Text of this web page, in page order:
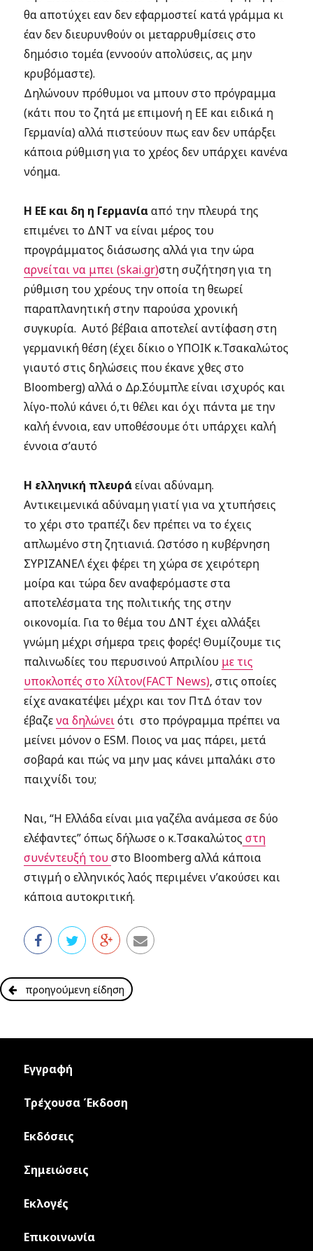
θα αποτύχει εαν δεν εφαρμοστεί κατά γράμμα κι
έαν δεν διευρυνθούν οι μεταρρυθμίσεις στο
δημόσιο τομέα (εννοούν απολύσεις, ας μην
κρυβόμαστε).
Δηλώνουν πρόθυμοι να μπουν στο πρόγραμμα
(κάτι που το ζητά με επιμονή η ΕΕ και ειδικά η
Γερμανία) αλλά πιστεύουν πως εαν δεν υπάρξει
κάποια ρύθμιση για το χρέος δεν υπάρχει κανένα
νόημα.
Η ΕΕ και δη η Γερμανίααπό την πλευρά της
επιμένει το ΔΝΤ να είναι μέρος του
προγράμματος διάσωσης αλλά για την ώρα
αρνείται να μπει (skai.gr)στη συζήτηση για τη
ρύθμιση του χρέους την οποία τη θεωρεί
παραπλανητική στην παρούσα χρονική
συγκυρία. Αυτό βέβαια αποτελεί αντίφαση στη
γερμανική θέση (έχει δίκιο ο ΥΠΟΙΚ κ.Τσακαλώτος
γιαυτό στις δηλώσεις που έκανε χθες στο
Bloomberg) αλλά ο Δρ.Σόυμπλε είναι ισχυρός και
λίγο-πολύ κάνει ό,τι θέλει και όχι πάντα με την
καλή έννοια, εαν υποθέσουμε ότι υπάρχει καλή
έννοια σ’αυτό
Η ελληνική πλευράείναι αδύναμη.
Αντικειμενικά αδύναμη γιατί για να χτυπήσεις
το χέρι στο τραπέζι δεν πρέπει να το έχεις
απλωμένο στη ζητιανιά. Ωστόσο η κυβέρνηση
ΣΥΡΙΖΑΝΕΛ έχει φέρει τη χώρα σε χειρότερη
μοίρα και τώρα δεν αναφερόμαστε στα
αποτελέσματα της πολιτικής της στην
οικονομία. Για το θέμα του ΔΝΤ έχει αλλάξει
γνώμη μέχρι σήμερα τρεις φορές! Θυμίζουμε τις
παλινωδίες του περυσινού Απριλίου με τις
υποκλοπές στο Χίλτον(FACT News), στις οποίες
είχε ανακατέψει μέχρι και τον ΠτΔ όταν τον
έβαζενα δηλώνειότι στο πρόγραμμα πρέπει να
μείνει μόνον ο ESM. Ποιος να μας πάρει, μετά
σοβαρά και πώς να μην μας κάνει μπαλάκι στο
παιχνίδι του;
Ναι, “Η Ελλάδα είναι μια γαζέλα ανάμεσα σε δύο
ελέφαντες” όπως δήλωσε ο κ.Τσακαλώτος στη
συνέντευξή τουστο Bloomberg αλλά κάποια
στιγμή ο ελληνικός λαός περιμένει ν’ακούσει και
κάποια αυτοκριτική.
προηγούμενη είδηση
Εγγραφή
Τρέχουσα Έκδοση
Εκδόσεις
Σημειώσεις
Εκλογές
Επικοινωνία